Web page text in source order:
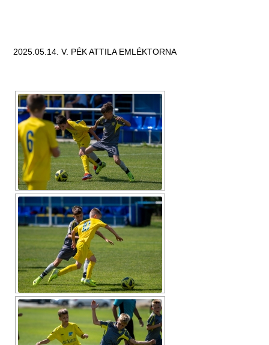
2025.05.14. V. PÉK ATTILA EMLÉKTORNA